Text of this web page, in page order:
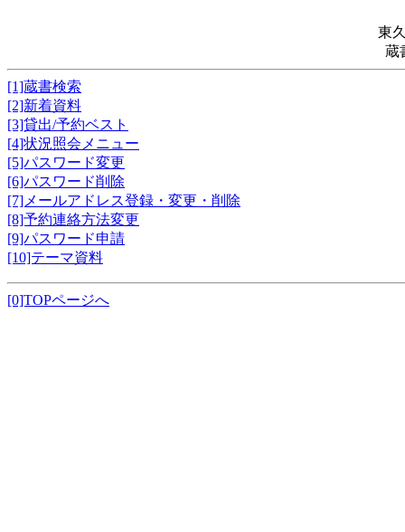
東
蔵
[1]蔵書検索
[2]新着資料
[3]貸出/予約ベスト
[4]状況照会メニュー
[5]パスワード変更
[6]パスワード削除
[7]メールアドレス登録・変更・削除
[8]予約連絡方法変更
[9]パスワード申請
[10]テーマ資料
[0]TOPページへ